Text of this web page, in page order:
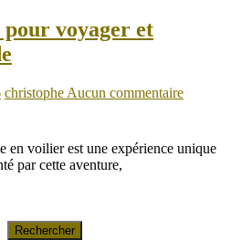
voyager et
christophe Aucun commentaire
en voilier est une expérience unique
par cette aventure,
Rechercher